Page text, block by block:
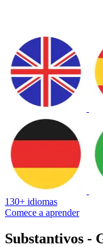
130+ idiomas
Comece a aprender
Substantivos -